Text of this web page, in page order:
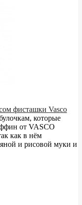
фисташки Vasco
которые
от VASCO
как в нём
и рисовой муки и